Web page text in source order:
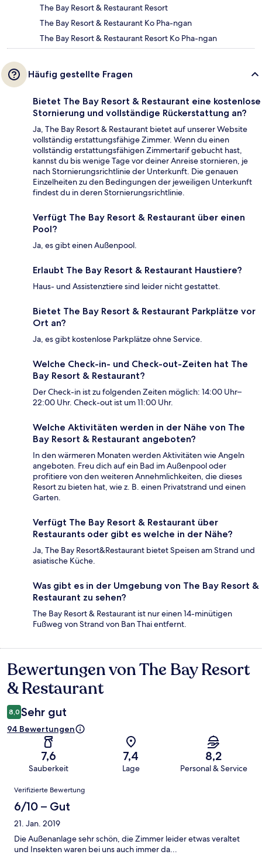
The Bay Resort & Restaurant Resort
The Bay Resort & Restaurant Ko Pha-ngan
The Bay Resort & Restaurant Resort Ko Pha-ngan
Häufig gestellte Fragen
Bietet The Bay Resort & Restaurant eine kostenlose
Stornierung und vollständige Rückerstattung an?
Ja, The Bay Resort & Restaurant bietet auf unserer Website
vollständig erstattungsfähige Zimmer. Wenn du einen
vollständig erstattungsfähigen Zimmertarif gebucht hast,
kannst du bis wenige Tage vor deiner Anreise stornieren, je
nach Stornierungsrichtlinie der Unterkunft. Die genauen
Einzelheiten zu den Bedingungen der jeweiligen Unterkunft
findest du in deren Stornierungsrichtlinie.
Verfügt The Bay Resort & Restaurant über einen
Pool?
Ja, es gibt einen Außenpool.
Erlaubt The Bay Resort & Restaurant Haustiere?
Haus- und Assistenztiere sind leider nicht gestattet.
Bietet The Bay Resort & Restaurant Parkplätze vor
Ort an?
Ja, es gibt kostenlose Parkplätze ohne Service.
Welche Check-in- und Check-out-Zeiten hat The
Bay Resort & Restaurant?
Der Check-in ist zu folgenden Zeiten möglich: 14:00 Uhr–
22:00 Uhr. Check-out ist um 11:00 Uhr.
Welche Aktivitäten werden in der Nähe von The
Bay Resort & Restaurant angeboten?
In den wärmeren Monaten werden Aktivitäten wie Angeln
angeboten. Freu dich auf ein Bad im Außenpool oder
profitiere von den weiteren Annehmlichkeiten, die dieses
Resort zu bieten hat, wie z. B. einen Privatstrand und einen
Garten.
Verfügt The Bay Resort & Restaurant über
Restaurants oder gibt es welche in der Nähe?
Ja, The Bay Resort&Restaurant bietet Speisen am Strand und
asiatische Küche.
Was gibt es in der Umgebung von The Bay Resort &
Restaurant zu sehen?
The Bay Resort & Restaurant ist nur einen 14-minütigen
Fußweg von Strand von Ban Thai entfernt.
Bewertungen
Bewertungen von The Bay Resort
& Restaurant
8,0 Sehr gut
94 Bewertungen
7,6
Sauberkeit
7,4
Lage
8,2
Personal & Service
Bewertungen
Verifizierte Bewertung
6/10 – Gut
21. Jan. 2019
Die Außenanlage sehr schön, die Zimmer leider etwas veraltet
und Insekten waren bei uns auch immer da...